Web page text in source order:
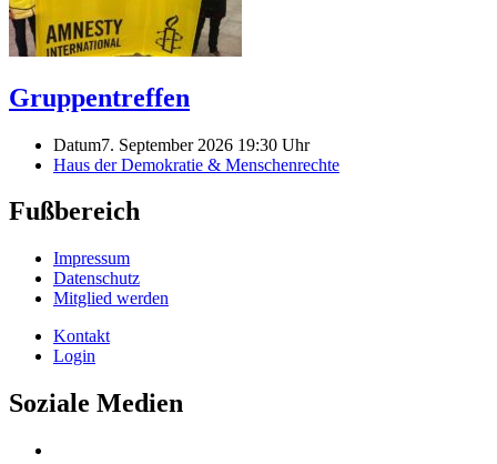
Gruppentreffen
Datum7. September 2026 19:30 Uhr
Haus der Demokratie & Menschenrechte
Fußbereich
Impressum
Datenschutz
Mitglied werden
Kontakt
Login
Soziale Medien